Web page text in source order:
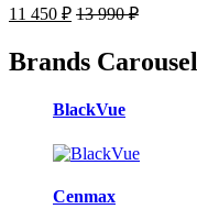
11 450 ₽ 13 990₽
Brands Carousel
BlackVue
Cenmax